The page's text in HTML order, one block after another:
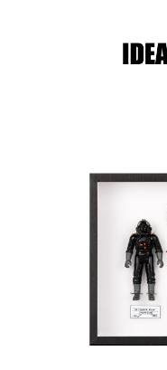
Post navigation